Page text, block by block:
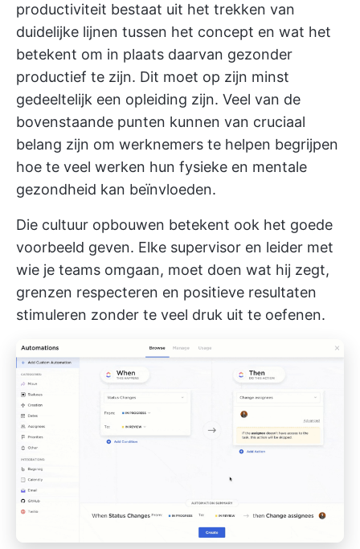
productiviteit bestaat uit het trekken van
duidelijke lijnen tussen het concept en wat het
betekent om in plaats daarvan gezonder
productief te zijn. Dit moet op zijn minst
gedeeltelijk een opleiding zijn. Veel van de
bovenstaande punten kunnen van cruciaal
belang zijn om werknemers te helpen begrijpen
hoe te veel werken hun fysieke en mentale
gezondheid kan beïnvloeden.
Die cultuur opbouwen betekent ook het goede
voorbeeld geven. Elke supervisor en leider met
wie je teams omgaan, moet doen wat hij zegt,
grenzen respecteren en positieve resultaten
stimuleren zonder te veel druk uit te oefenen.